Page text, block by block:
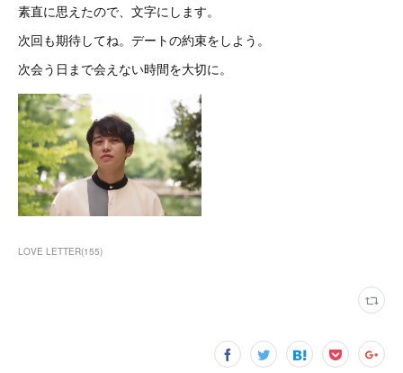
素直に思えたので、文字にします。
次回も期待してね。デートの約束をしよう。
次会う日まで会えない時間を大切に。
LOVE LETTER(155)